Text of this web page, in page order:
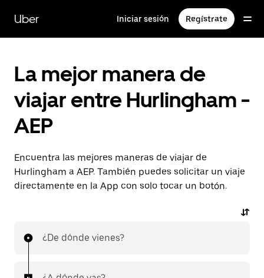
contenido
principal
Uber Iniciar sesión Regístrate
La mejor manera de
viajar entre Hurlingham -
AEP
Encuentra las mejores maneras de viajar de
Hurlingham a AEP. También puedes solicitar un viaje
directamente en la App con solo tocar un botón.
¿De dónde vienes?